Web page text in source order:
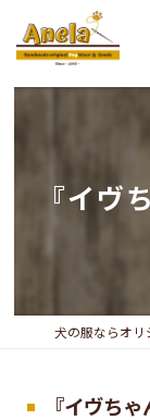
『イヴ
『イヴち